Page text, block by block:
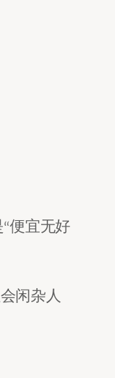
便宜无好
闲杂人